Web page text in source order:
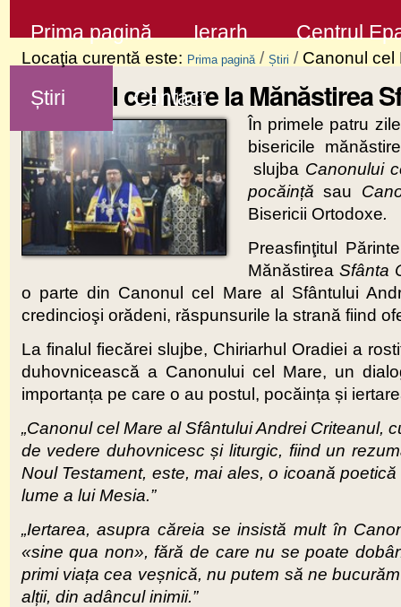
la
conţinut
Sari
la
navigare
Prima pagină Ierarh Centrul
Știri Contact
Locaţia curentă este: Prima pagină / Știri / Canonul cel
Canonul cel Mare la Mănăstirea
În primele patru
bisericile
slujba Canonului
pocăință sau
Bisericii Ortodoxe.
Preasfinţitul
Mănăstirea Sfânta
o parte din Canonul cel Mare al Sfântului
credincioşi orădeni, răspunsurile la strană fiind
La finalul fiecărei slujbe, Chiriarhul Oradiei a
duhovnicească a Canonului cel Mare, un
importanța pe care o au postul, pocăința și
„Canonul cel Mare al Sfântului Andrei Criteanul,
de vedere duhovnicesc și liturgic, fiind un
Noul Testament, este, mai ales, o icoană
lume a lui Mesia.”
„Iertarea, asupra căreia se insistă mult în
«sine qua non», fără de care nu se poate
primi viața cea veșnică, nu putem să ne
alții, din adâncul inimii.”